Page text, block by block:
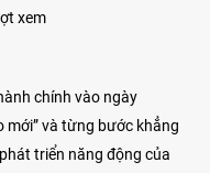
xem
chính vào ngày
mới” và từng bước khẳng
triển năng động của